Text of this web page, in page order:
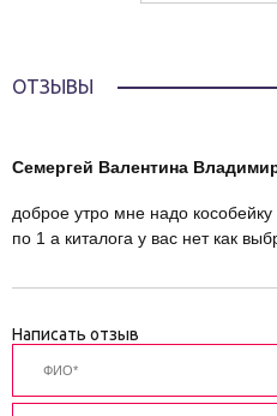
ОТЗЫВЫ
Семергей Валентина
доброе утро мне надо
по 1 а киталога у вас нет как
Написать отзыв